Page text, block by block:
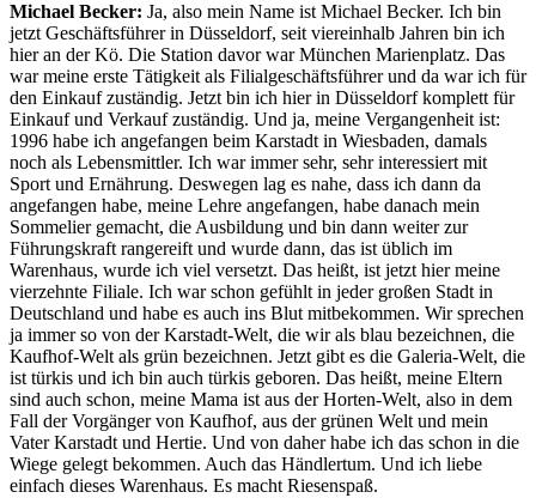
Michael Becker: Ja, also mein Name ist Michael Becker. Ich bin
jetzt Geschäftsführer in Düsseldorf, seit viereinhalb Jahren bin ich
hier an der Kö. Die Station davor war München Marienplatz. Das
war meine erste Tätigkeit als Filialgeschäftsführer und da war ich für
den Einkauf zuständig. Jetzt bin ich hier in Düsseldorf komplett für
Einkauf und Verkauf zuständig. Und ja, meine Vergangenheit ist:
1996 habe ich angefangen beim Karstadt in Wiesbaden, damals
noch als Lebensmittler. Ich war immer sehr, sehr interessiert mit
Sport und Ernährung. Deswegen lag es nahe, dass ich dann da
angefangen habe, meine Lehre angefangen, habe danach mein
Sommelier gemacht, die Ausbildung und bin dann weiter zur
Führungskraft rangereift und wurde dann, das ist üblich im
Warenhaus, wurde ich viel versetzt. Das heißt, ist jetzt hier meine
vierzehnte Filiale. Ich war schon gefühlt in jeder großen Stadt in
Deutschland und habe es auch ins Blut mitbekommen. Wir sprechen
ja immer so von der Karstadt-Welt, die wir als blau bezeichnen, die
Kaufhof-Welt als grün bezeichnen. Jetzt gibt es die Galeria-Welt, die
ist türkis und ich bin auch türkis geboren. Das heißt, meine Eltern
sind auch schon, meine Mama ist aus der Horten-Welt, also in dem
Fall der Vorgänger von Kaufhof, aus der grünen Welt und mein
Vater Karstadt und Hertie. Und von daher habe ich das schon in die
Wiege gelegt bekommen. Auch das Händlertum. Und ich liebe
einfach dieses Warenhaus. Es macht Riesenspaß.